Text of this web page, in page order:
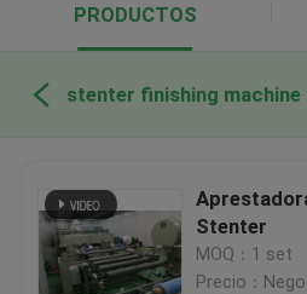
PRODUCTOS
Stenter
MOQ：1 set
Precio：